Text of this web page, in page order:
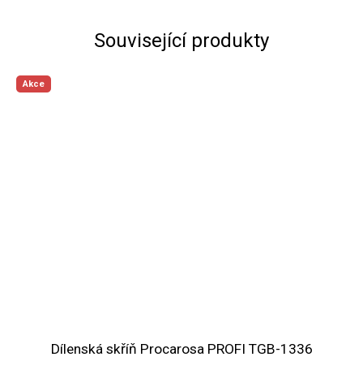
Související produkty
Akce
Dílenská skříň Procarosa PROFI TGB-1336